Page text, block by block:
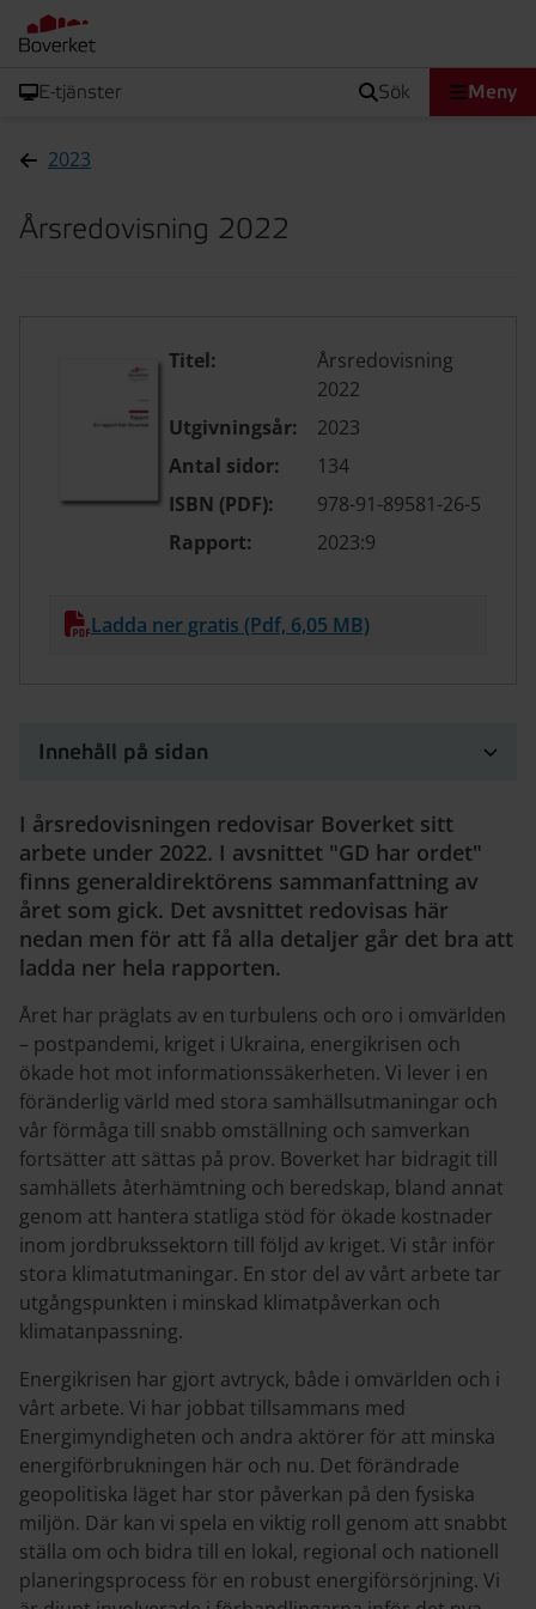
E-tjänster sök Meny
2023
Årsredovisning 2022
Titel:
Årsredovisning
2022
Utgivningsår:
2023
Antal sidor:
134
ISBN (PDF):
978-91-89581-26-5
Rapport:
2023:9
Ladda ner gratis (Pdf, 6,05 MB)
Innehåll på sidan
I årsredovisningen redovisar Boverket sitt
arbete under 2022. I avsnittet "GD har ordet"
finns generaldirektörens sammanfattning av
året som gick. Det avsnittet redovisas här
nedan men för att få alla detaljer går det bra att
ladda ner hela rapporten.
Året har präglats av en turbulens och oro i omvärlden
– postpandemi, kriget i Ukraina, energikrisen och
ökade hot mot informationssäkerheten. Vi lever i en
föränderlig värld med stora samhällsutmaningar och
vår förmåga till snabb omställning och samverkan
fortsätter att sättas på prov. Boverket har bidragit till
samhällets återhämtning och beredskap, bland annat
genom att hantera statliga stöd för ökade kostnader
inom jordbrukssektorn till följd av kriget. Vi står inför
stora klimatutmaningar. En stor del av vårt arbete tar
utgångspunkten i minskad klimatpåverkan och
klimatanpassning.
Energikrisen har gjort avtryck, både i omvärlden och i
vårt arbete. Vi har jobbat tillsammans med
Energimyndigheten och andra aktörer för att minska
energiförbrukningen här och nu. Det förändrade
geopolitiska läget har stor påverkan på den fysiska
miljön. Där kan vi spela en viktig roll genom att snabbt
ställa om och bidra till en lokal, regional och nationell
planeringsprocess för en robust energiförsörjning. Vi